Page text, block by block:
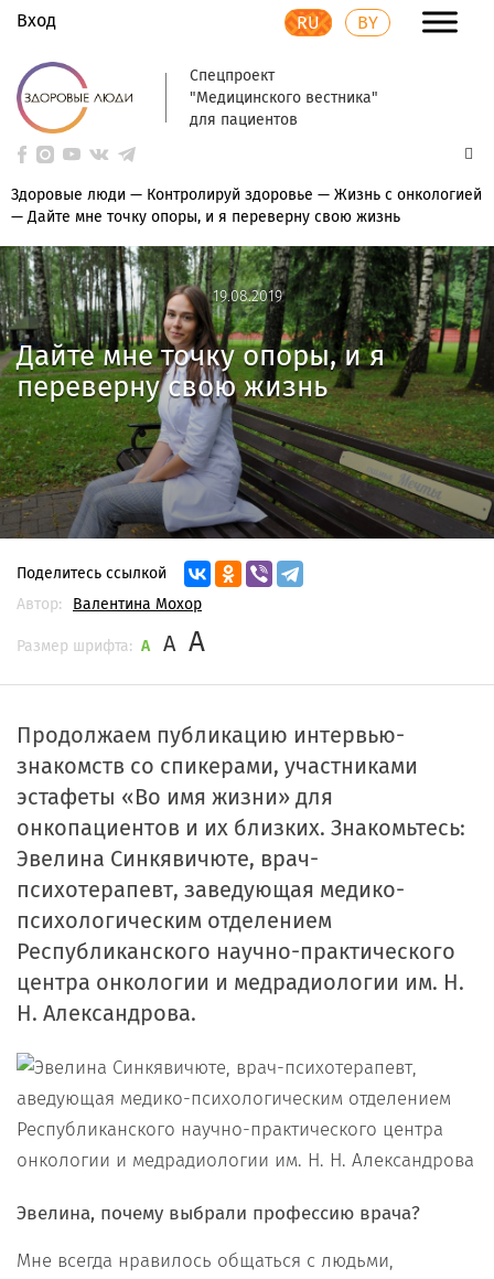
Вход RU BY
Спецпроект
"Медицинского вестника"
для пациентов
Здоровые люди — Контролируй здоровье — Жизнь с онкологией
—Дайте мне точку опоры, и я переверну свою жизнь
19.08.2019
19.08.2019
Дайте мне точку опоры, и я
переверну свою жизнь
Поделитесь ссылкой
Автор:
Валентина Мохор
Размер шрифта: A A A
Продолжаем публикацию интервью-
знакомств со спикерами, участниками
эстафеты «Во имя жизни» для
онкопациентов и их близких. Знакомьтесь:
Эвелина Синкявичюте, врач-
психотерапевт, заведующая медико-
психологическим отделением
Республиканского научно-практического
центра онкологии и медрадиологии им. Н.
Н. Александрова.
Эвелина, почему выбрали профессию врача?
Мне всегда нравилось общаться с людьми,